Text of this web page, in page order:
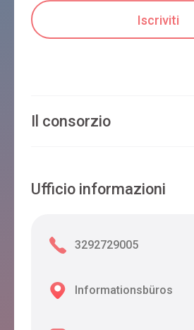
Il consorzio
Ufficio informazioni
3292729005
Informationsbüros